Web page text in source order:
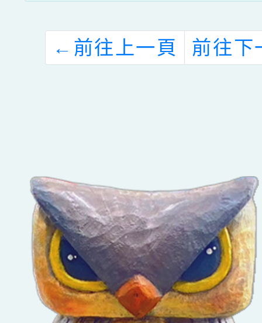
← 前往上一頁 前往下